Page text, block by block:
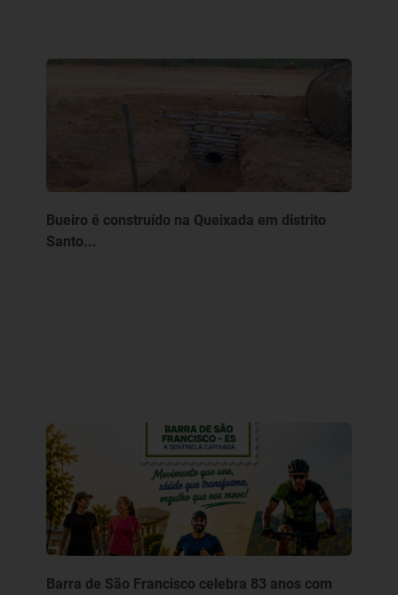
Bueiro é construído na Queixada em distrito
Santo...
Barra de São Francisco celebra 83 anos com